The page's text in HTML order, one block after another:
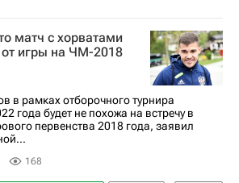
матч с хорватами
от игры на ЧМ-2018
в рамках отборочного турнира
года будет не похожа на встречу в
первенства 2018 года, заявил
168